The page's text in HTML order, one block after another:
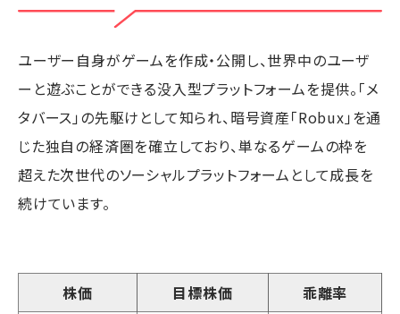
ユーザー自身がゲームを作成・公開し、世界中のユーザ
ーと遊ぶことができる没入型プラットフォームを提供。「メ
タバース」の先駆けとして知られ、暗号資産「Robux」を通
じた独自の経済圏を確立しており、単なるゲームの枠を
超えた次世代のソーシャルプラットフォームとして成長を
続けています。
株価 目標株価
乖離率